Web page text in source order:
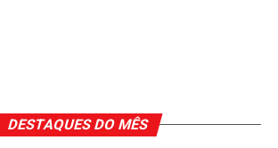
DESTAQUES DO MÊS